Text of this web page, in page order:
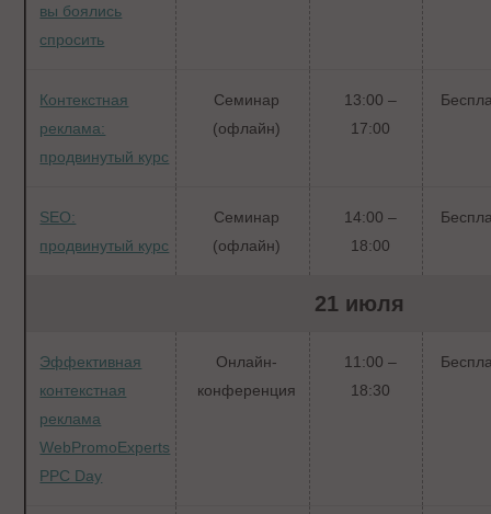
вы боялись
спросить
Контекстная
реклама:
продвинутый курс
Семинар
(офлайн)
13:00 –
17:00
SEO:
продвинутый курс
Семинар
(офлайн)
14:00 –
18:00
21 июля
Эффективная
контекстная
реклама
WebPromoExperts
PPC Day
Онлайн-
конференция
11:00 –
18:30